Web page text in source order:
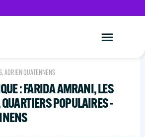
,ADRIEN QUATENNENS
: FARIDA AMRANI, LES
POPULAIRES -